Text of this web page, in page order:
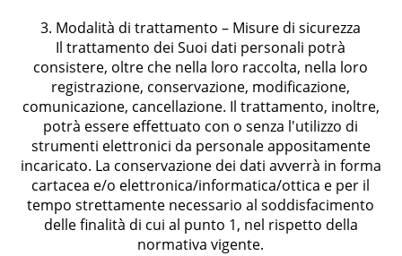
3. Modalità di trattamento – Misure di sicurezza
Il trattamento dei Suoi dati personali potrà
consistere, oltre che nella loro raccolta, nella loro
registrazione, conservazione, modificazione,
comunicazione, cancellazione. Il trattamento, inoltre,
potrà essere effettuato con o senza l'utilizzo di
strumenti elettronici da personale appositamente
incaricato. La conservazione dei dati avverrà in forma
cartacea e/o elettronica/informatica/ottica e per il
tempo strettamente necessario al soddisfacimento
delle finalità di cui al punto 1, nel rispetto della
normativa vigente.